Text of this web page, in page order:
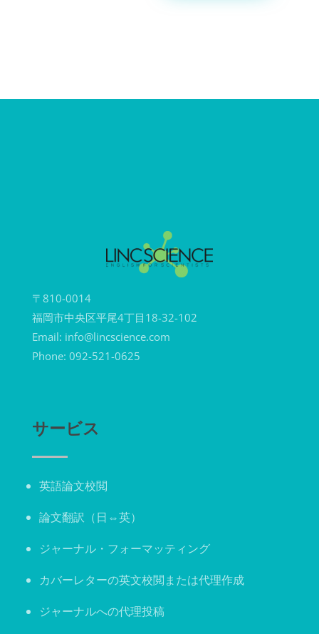
〒810-0014
福岡市中央区平尾4丁目18-32-102
Email: info@lincscience.com
Phone: 092-521-0625
サービス
英語論文校閲
論文翻訳（日⇔英）
ジャーナル・フォーマッティング
カバーレターの英文校閲または代理作成
ジャーナルへの代理投稿